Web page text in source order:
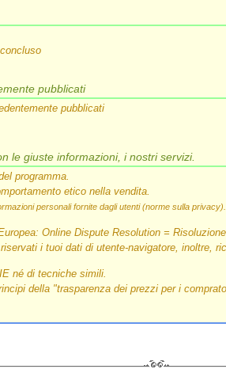
pubblicati
pubblicati
le giuste informazioni, i nostri servizi.
programma.
etico nella vendita.
personali fornite dagli utenti (norme sulla
Online Dispute Resolution =
i tuoi dati di utente‑navigatore, inoltre,
né di tecniche simili.
della "trasparenza dei prezzi per i